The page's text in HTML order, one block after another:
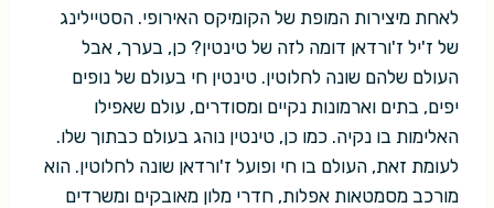
לאחת מיצירות המופת של הקומיקס האירופי. הסטיילינג
של ז'יל ז'ורדאן דומה לזה של טינטין? כן, בערך, אבל
העולם שלהם שונה לחלוטין. טינטין חי בעולם של נופים
יפים, בתים וארמונות נקיים ומסודרים, עולם שאפילו
האלימות בו נקיה. כמו כן, טינטין נוהג בעולם כבתוך שלו.
לעומת זאת, העולם בו חי ופועל ז'ורדאן שונה לחלוטין. הוא
מורכב מסמטאות אפלות, חדרי מלון מאובקים ומשרדים